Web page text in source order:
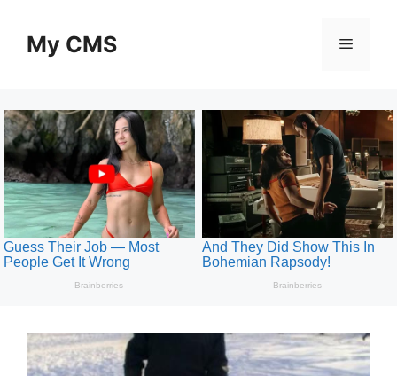
contentMy CMS Menu